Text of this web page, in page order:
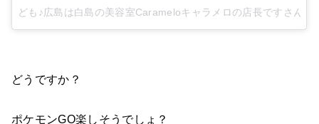
ども♪広島は白島の美容室Carameloキャラメロの店長ですさん
どうですか？
ポケモンGO楽しそうでしょ？